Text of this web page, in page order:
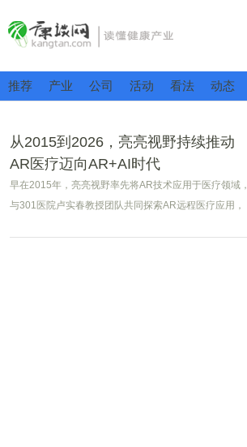
推荐 产业 公司 活动 看法 动态
从2015到2026，亮亮视野持续推动
AR医疗迈向AR+AI时代
早在2015年，亮亮视野率先将AR技术应用于医疗领域，
与301医院卢实春教授团队共同探索AR远程医疗应用，